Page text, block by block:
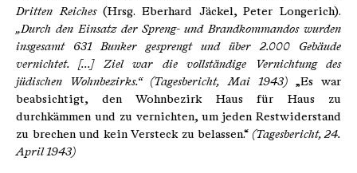
Dritten Reiches(Hrsg. Eberhard Jäckel, Peter Longerich).
„Durch den Einsatz der Spreng- und Brandkommandos wurden
insgesamt 631 Bunker gesprengt und über 2.000 Gebäude
vernichtet. [...] Ziel war die vollständige Vernichtung des
jüdischen Wohnbezirks.“
(Tagesbericht, Mai 1943) „Es war
beabsichtigt, den Wohnbezirk Haus für Haus zu
durchkämmen und zu vernichten, um jeden Restwiderstand
zu brechen und kein Versteck zu belassen.“ (Tagesbericht, 24.
April 1943)